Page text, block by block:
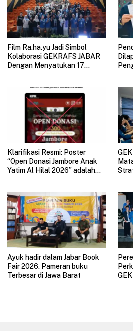
Film Ra.ha.yu Jadi Simbol
Kolaborasi GEKRAFS JABAR
Dengan Menyatukan 17
Klarifikasi Resmi: Poster
“Open Donasi Jambore Anak
Yatim Al Hilal 2026” adalah
Ayuk hadir dalam Jabar Book
Fair 2026. Pameran buku
Terbesar di Jawa Barat